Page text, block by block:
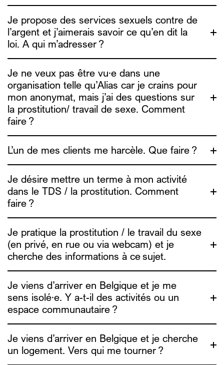
une étude sur le
Je propose des services sexuels contre de
l’argent et j’aimerais savoir ce qu’en dit la
loi. A qui m’adresser ?
info4escorts.be
UTSOPI
Je ne veux pas être vu·e dans une
organisation telle qu’Alias car je crains pour
mon anonymat, mais j’ai des questions sur
la prostitution/ travail de sexe. Comment
faire ?
L’un de mes clients me harcèle. Que faire ?
une vidéo
Je désire mettre un terme à mon activité
dans le TDS / la prostitution. Comment
faire ?
info4escorts.be
Je pratique la prostitution / le travail du sexe
(en privé, en rue ou via webcam) et je
cherche des informations à ce sujet.
Travail du sexe en privé ou via webcam
conseils et outils de réduction des risques sur le
siteinfo4escorts.be. Une vidéo est aussi disponible pour
Travail du sexe en rue : Alias est en rue et dans les lieux
de consommation sexuelle les vendredi et samedi
soir/nuit, c’est un moment où on peut échanger des
Je viens d’arriver en Belgique et je me
sens isolé·e. Y a-t-il des activités ou un
espace communautaire ?
Je viens d’arriver en Belgique et je cherche
un logement. Vers qui me tourner ?